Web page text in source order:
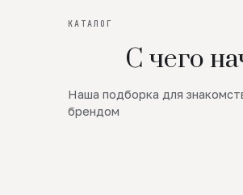
КАТАЛОГ
С чего
Наша подборка для
брендом
Новинки
SALE